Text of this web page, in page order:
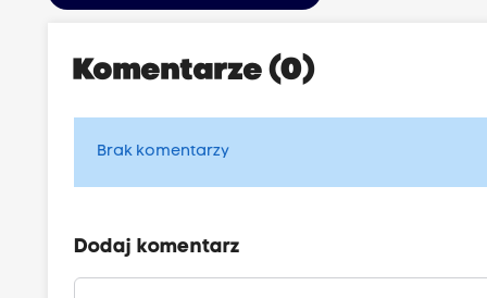
Komentarze (0)
Brak komentarzy
Dodaj komentarz